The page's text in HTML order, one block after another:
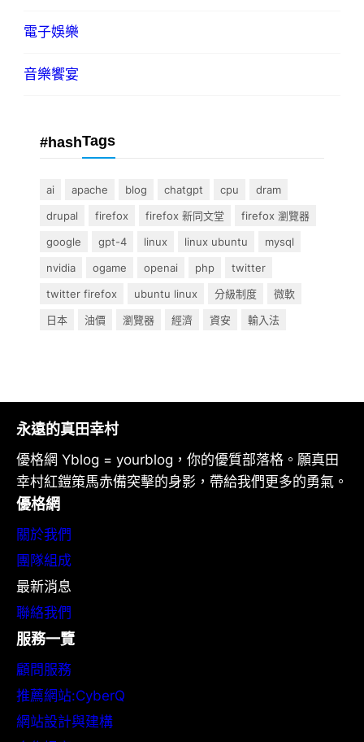
電子娛樂
音樂饗宴
#hashTags
ai apache blog chatgpt cpu
dram
drupal
firefox firefox 新同文堂
firefox 瀏覽器
google
gpt-4 linux linux ubuntu
mysql
nvidia
ogame openai php
twitter
twitter firefox
ubuntu linux 分級制度
微軟
日本
油價 瀏覽器 經濟 資安 輸入法
永遠的真田幸村
優格網 Yblog = yourblog，你的優質部落格。願真田
幸村紅鎧策馬赤備突擊的身影，帶給我們更多的勇氣。
優格網
關於我們
團隊組成
最新消息
聯絡我們
服務一覽
顧問服務
推薦網站:CyberQ
網站設計與建構